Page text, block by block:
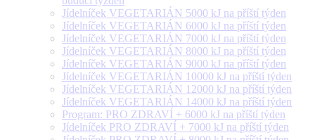
Jídelníček VEGETARIÁN 5000 kJ na příští týden
Jídelníček VEGETARIÁN 6000 kJ na příští týden
Jídelníček VEGETARIÁN 7000 kJ na příští týden
Jídelníček VEGETARIÁN 8000 kJ na příští týden
Jídelníček VEGETARIÁN 9000 kJ na příští týden
Jídelníček VEGETARIÁN 10000 kJ na příští týden
Jídelníček VEGETARIÁN 12000 kJ na příští týden
Jídelníček VEGETARIÁN 14000 kJ na příští týden
Program: PRO ZDRAVÍ + 6000 kJ na příští týden
Jídelníček PRO ZDRAVÍ + 7000 kJ na příští týden